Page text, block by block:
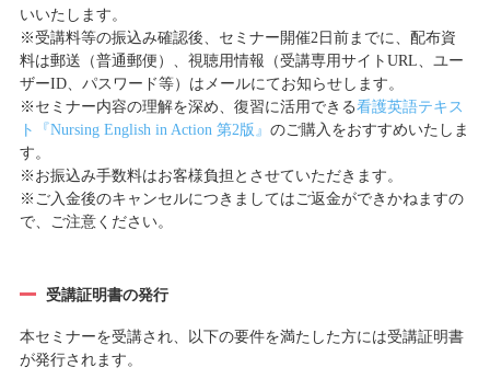
いいたします。
※受講料等の振込み確認後、セミナー開催2日前までに、配布資
料は郵送（普通郵便）、視聴用情報（受講専用サイトURL、ユー
ザーID、パスワード等）はメールにてお知らせします。
※セミナー内容の理解を深め、復習に活用できる看護英語テキス
ト『Nursing English in Action 第2版』 のご購入をおすすめいたしま
す。
※お振込み手数料はお客様負担とさせていただきます。
※ご入金後のキャンセルにつきましてはご返金ができかねますの
で、ご注意ください。
受講証明書の発行
本セミナーを受講され、以下の要件を満たした方には受講証明書
が発行されます。